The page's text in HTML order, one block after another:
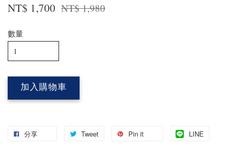
NT$ 1,700 NT$ 1,980
數量
加入購物車
分享 Tweet Pin it LINE